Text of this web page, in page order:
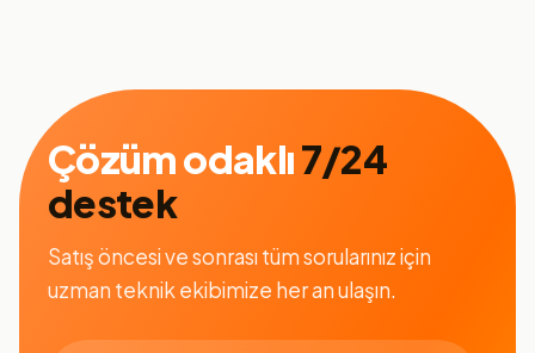
Çözüm odaklı7/24
destek
Satış öncesi ve sonrası tüm sorularınız için
uzman teknik ekibimize her an ulaşın.